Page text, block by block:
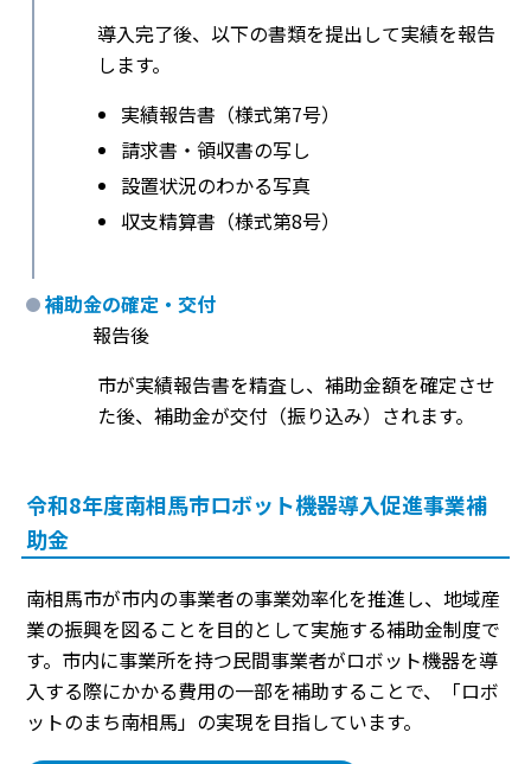
導入完了後、以下の書類を提出して実績を報告
します。
実績報告書（様式第7号）
請求書・領収書の写し
設置状況のわかる写真
収支精算書（様式第8号）
補助金の確定・交付
報告後
市が実績報告書を精査し、補助金額を確定させ
た後、補助金が交付（振り込み）されます。
令和8年度南相馬市ロボット機器導入促進事業補
助金
南相馬市が市内の事業者の事業効率化を推進し、地域産
業の振興を図ることを目的として実施する補助金制度で
す。市内に事業所を持つ民間事業者がロボット機器を導
入する際にかかる費用の一部を補助することで、「ロボ
ットのまち南相馬」の実現を目指しています。